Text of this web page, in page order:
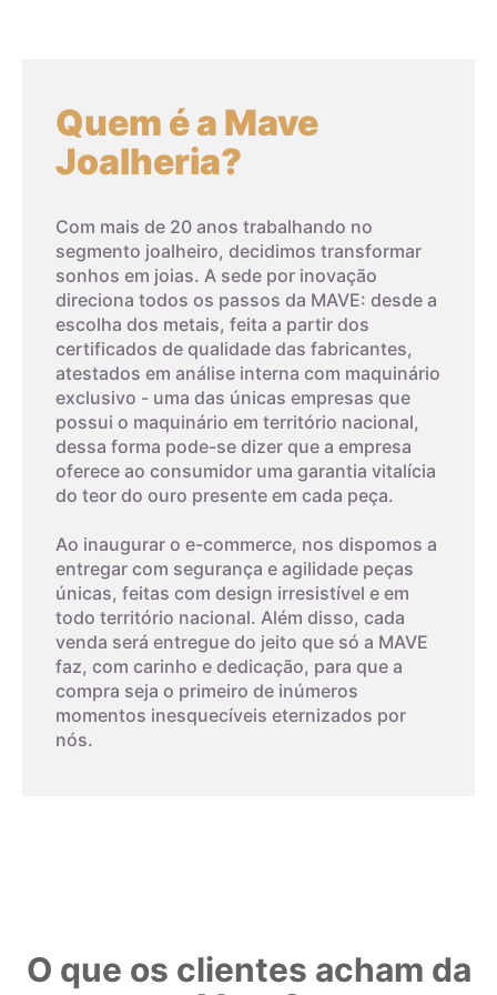
gemologia, desde anéis de noivado até joias e relógios de
moda. A CZ também é frequentemente usada em pesquisas
científicas como um substituto do diamante em
Em contraste com a zircônia cúbica, a baddeleyíta é uma
forma natural de zircônia que cristal.
Quem é a Mave
Joalheria?
Com mais de 20 anos trabalhando no
segmento joalheiro, decidimos transformar
sonhos em joias. A sede por inovação
direciona todos os passos da MAVE: desde a
escolha dos metais, feita a partir dos
certificados de qualidade das fabricantes,
atestados em análise interna com maquinário
exclusivo - uma das únicas empresas que
possui o maquinário em território nacional,
dessa forma pode-se dizer que a empresa
oferece ao consumidor uma garantia vitalícia
do teor do ouro presente em cada peça.
Ao inaugurar o e-commerce, nos dispomos a
entregar com segurança e agilidade peças
únicas, feitas com design irresistível e em
todo território nacional. Além disso, cada
venda será entregue do jeito que só a MAVE
faz, com carinho e dedicação, para que a
compra seja o primeiro de inúmeros
momentos inesquecíveis eternizados por
nós.
O que os clientes acham da